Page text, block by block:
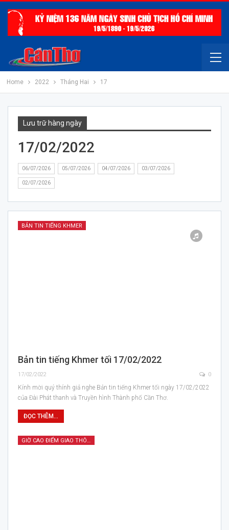
Home 2022 Tháng Hai 17
Lưu trữ hàng ngày
17/02/2022
06/07/2026 05/07/2026 04/07/2026 03/07/2026
02/07/2026
BẢN TIN TIẾNG KHMER
Bản tin tiếng Khmer tối 17/02/2022
17/02/2022 0
Kính mời quý thính giả nghe Bản tin tiếng Khmer tối ngày 17/02/2022
của Đài Phát thanh và Truyền hình Thành phố Cần Thơ.
ĐỌC THÊM...
GIỜ CAO ĐIỂM GIAO THÔNG